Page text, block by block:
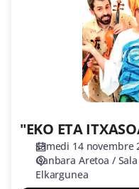
"EKO ETA
samedi 14 novembre
Ganbara Aretoa /
Elkargunea